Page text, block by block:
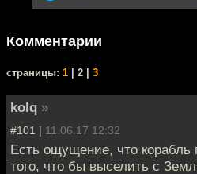
Комментарии
cтраницы: 1 | 2 | 3
kolq »
#101 | 11.06.17 12:32
Есть ощущение, что корабль
того, что бы выселить с